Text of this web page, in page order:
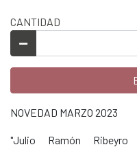
CANTIDAD
NOVEDAD MARZO 2023
"Julio Ramón Ribeyro